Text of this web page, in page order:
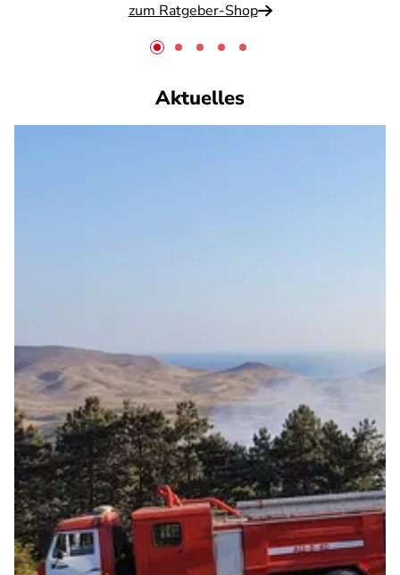
zum Ratgeber-Shop
Aktuelles